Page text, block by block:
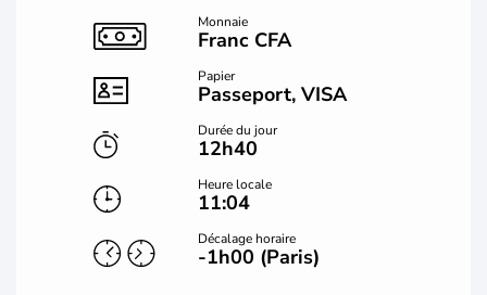
Monnaie
Franc CFA
Papier
Passeport, VISA
Durée du jour
12h40
Heure locale
11:04
Décalage horaire
-1h00 (Paris)